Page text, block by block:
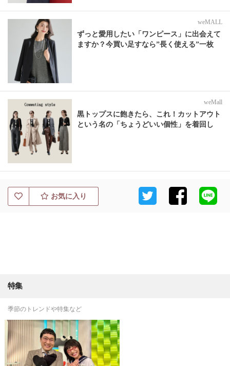
weMALL
ずっと愛用したい「ワンピース」に出会えて
ますか？今買い足すなら”長く使える”一枚
weMall
黒トップスに飽きたら、これ！カットアウト
という名の「ちょうどいい個性」を着回し
お気に入り
特集
季節のトレンドや特集など